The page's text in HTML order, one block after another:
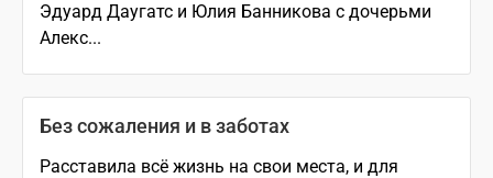
Эдуард Даугатс и Юлия Банникова с дочерьми
Алекс...
Без сожаления и в заботах
Расставила всё жизнь на свои места, и для